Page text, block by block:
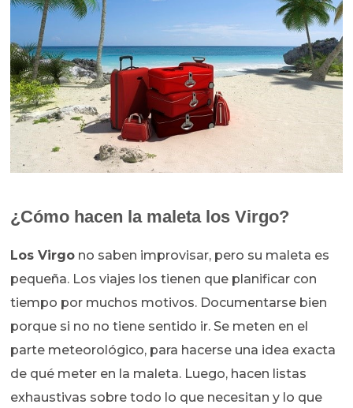
¿Cómo hacen la maleta los Virgo?
Los Virgo no saben improvisar, pero su maleta es
pequeña. Los viajes los tienen que planificar con
tiempo por muchos motivos. Documentarse bien
porque si no no tiene sentido ir. Se meten en el
parte meteorológico, para hacerse una idea exacta
de qué meter en la maleta. Luego, hacen listas
exhaustivas sobre todo lo que necesitan y lo que